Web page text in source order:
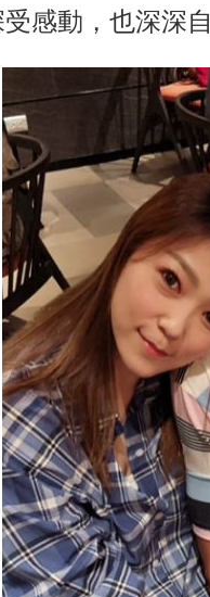
感動，也深深